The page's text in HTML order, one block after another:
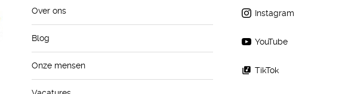
Over ons
Blog
Onze mensen
Instagram
YouTube
TikTok